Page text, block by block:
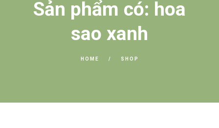
Sản phẩm có: hoa
sao xanh
HOME SHOP